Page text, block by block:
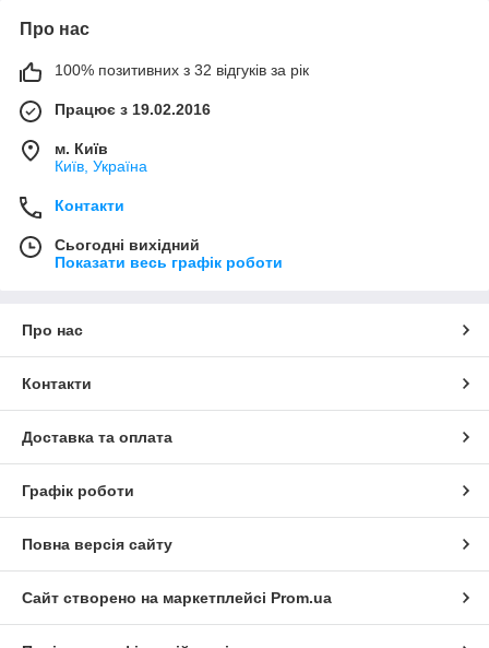
Про нас
100% позитивних з 32 відгуків за рік
Працює з 19.02.2016
м. Київ
Київ, Україна
Контакти
Сьогодні вихідний
Показати весь графік роботи
Про нас
Контакти
Доставка та оплата
Графік роботи
Повна версія сайту
Сайт створено на маркетплейсі Prom.ua